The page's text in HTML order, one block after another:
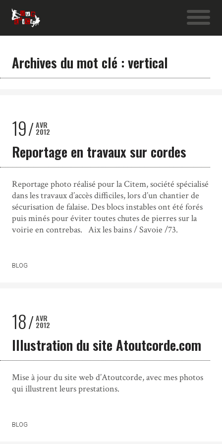
Archives du mot clé : vertical
19 AVR
2012
Reportage en travaux sur cordes
Reportage photo réalisé pour la Citem, société spécialisé
dans les travaux d’accès difficiles, lors d’un chantier de
sécurisation de falaise. Des blocs instables ont été forés
puis minés pour éviter toutes chutes de pierres sur la
voirie en contrebas. Aix les bains / Savoie /73.
BLOG
18 AVR
2012
Illustration du site Atoutcorde.com
Mise à jour du site web d’Atoutcorde, avec mes photos
qui illustrent leurs prestations.
BLOG